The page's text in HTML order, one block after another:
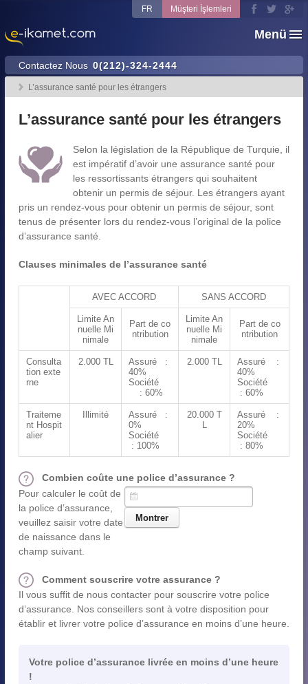
Menü
Contactez Nous 0(212)-324-2444
FR Müşteri İşlemleri
L’assurance santé pour les étrangers
L’assurance santé pour les étrangers
Selon la législation de la République de Turquie, il
est impératif d’avoir une assurance santé pour
les ressortissants étrangers qui souhaitent
obtenir un permis de séjour. Les étrangers ayant
pris un rendez-vous pour obtenir un permis de séjour, sont
tenus de présenter lors du rendez-vous l’original de la police
d’assurance santé.
Clauses minimales de l’assurance santé
AVEC ACCORD SANS ACCORD
Limite An
nuelle Mi
nimale
Part de co
ntribution
Limite An
nuelle Mi
nimale
Part de co
ntribution
Consulta
tion exte
rne
2.000 TL
Assuré :
40%
Société
: 60%
2.000 TL
Assuré :
40%
Société
: 60%
Traiteme
nt Hospit
alier
Illimité
Assuré :
0%
Société
: 100%
20.000 T
L
Assuré :
20%
Société
: 80%
Combien coûte une police d’assurance ?
Pour calculer le coût de
la police d’assurance,
veuillez saisir votre date
de naissance dans le
champ suivant.
Comment souscrire votre assurance ?
Il vous suffit de nous contacter pour souscrire votre police
d’assurance. Nos conseillers sont à votre disposition pour
établir et livrer votre police d’assurance en moins d’une heure.
Votre police d’assurance livrée en moins d’une heure
!